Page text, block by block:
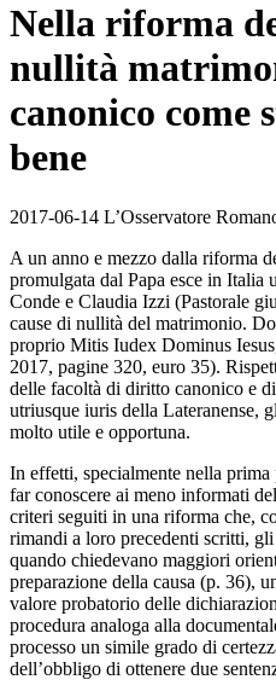
Nella riforma
nullità
canonico come
bene
2017-06-14 L’Osservatore
A un anno e mezzo dalla riforma
promulgata dal Papa esce in Italia
Conde e Claudia Izzi (Pastorale
cause di nullità del matrimonio.
proprio Mitis Iudex Dominus
2017, pagine 320, euro 35).
delle facoltà di diritto canonico e
utriusque iuris della Lateranense,
molto utile e opportuna.
In effetti, specialmente nella
far conoscere ai meno informati
criteri seguiti in una riforma che,
rimandi a loro precedenti scritti,
quando chiedevano maggiori
preparazione della causa (p. 36),
valore probatorio delle
procedura analoga alla
processo un simile grado di
dell’obbligo di ottenere due